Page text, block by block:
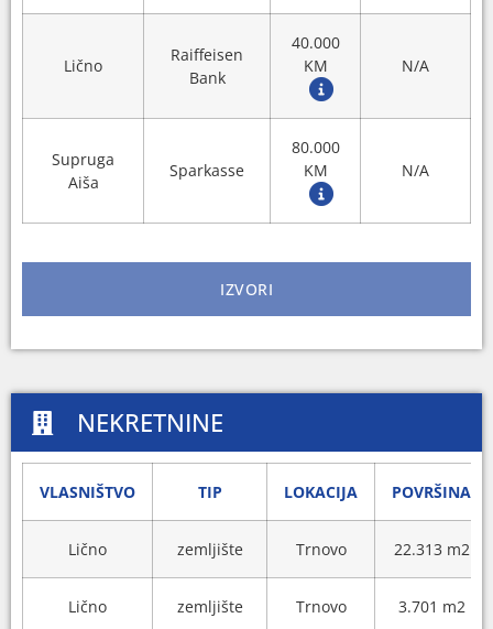
Lično
Raiffeisen
Bank
40.000
KM
N/A
Supruga
Aiša
Sparkasse
80.000
KM
N/A
IZVORI
NEKRETNINE
VLASNIŠTVO TIP LOKACIJA POVRŠINA
Lično zemljište Trnovo 22.313 m2
Lično zemljište Trnovo 3.701 m2